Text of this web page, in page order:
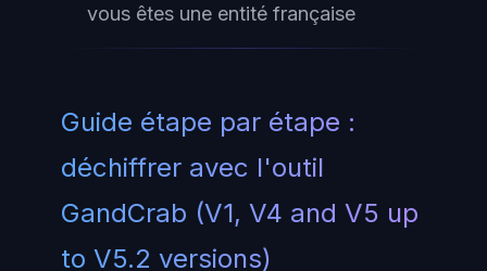
vous êtes une entité française
Guide étape par étape :
déchiffrer avec l'outil
GandCrab (V1, V4 and V5 up
to V5.2 versions)